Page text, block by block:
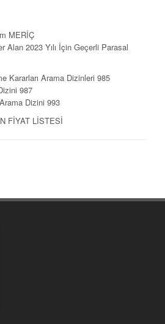
MERİÇ
Alan 2023 Yılı İçin Geçerli Parasal
Kararları Arama Dizinleri 985
987
Dizini 993
FİYAT LİSTESİ